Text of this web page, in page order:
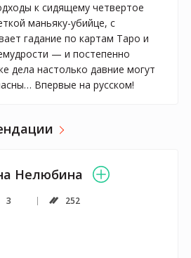
к сидящему четвертое
маньяку-убийце, с
гадание по картам Таро и
— и постепенно
дела настолько давние могут
Впервые на русском!
Нелюбина
3 252